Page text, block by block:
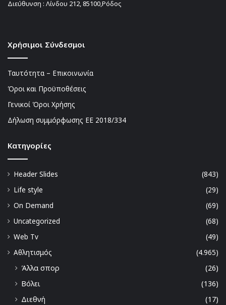
Διεύθυνση : Λίνδου 212, 85100,Ρόδος
Χρήσιμοι Σύνδεσμοι
Ταυτότητα – Επικοινωνία
Όροι και Προϋποθέσεις
Γενικοί Όροι Χρήσης
Δήλωση συμμόρφωσης ΕΕ 2018/334
Kατηγορίες
Header Slides
(843)
Life style
(29)
On Demand
(69)
Uncategorized
(68)
Web Tv
(49)
Αθλητισμός
(4.965)
Άλλα σπορ
(26)
Βόλει
(136)
Διεθνή
(17)